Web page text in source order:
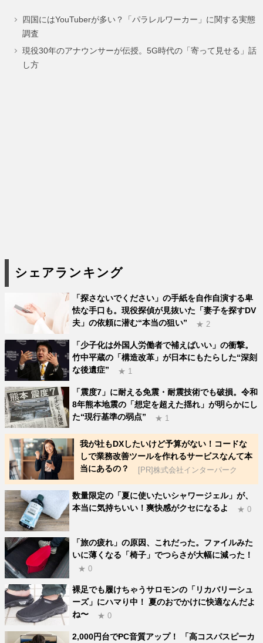
ー
ジ
ー
ジ
ー
ジ
四国にはYouTuberが多い？「パラレルワーカー」に関する実態
調査
現役30年のアナウンサーが伝授。5G時代の「寄って見せる」話
し方
シェアランキング
「探さないでください」の手紙を自作自演する卑
怯な手口も。現役探偵が見抜いた「妻子を探すDV
夫」の依頼に潜む“本当の狙い”
★ 2
「少子化は外国人労働者で補えばいい」の衝撃。
竹中平蔵の「構造改革」が日本にもたらした“深刻
な後遺症”
★ 1
「震度7」に耐える免震・耐震技術でも破損。令和
8年熊本地震の「想定を超えた揺れ」が明らかにし
た“現行基準の弱点”
★ 1
我が社もDXしたいけど予算がない！コードな
しで業務改善ツールを作れるサービスなんて本
当にあるの？
[PR]株式会社インターパーク
数量限定の「夏に使いたいシャワージェル」が、
本当に気持ちいい！爽快感がクセになるよ
★ 0
「旅の疲れ」の原因、これだった。ファイルみた
いに薄くなる「椅子」でつらさが大幅に減った！
★ 0
裸足でも履けちゃうサロモンの「リカバリーシュ
ーズ」にハマり中！ 夏のおでかけに快適なんだよ
ね〜
★ 0
2,000円台でPC音質アップ！ 「高コスパスピーカ